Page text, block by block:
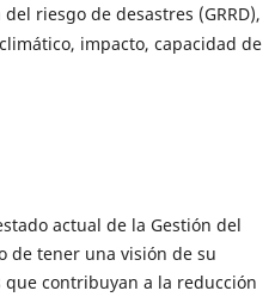
riesgo de desastres (GRRD),
impacto, capacidad de
actual de la Gestión del
de tener una visión de su
contribuyan a la reducción